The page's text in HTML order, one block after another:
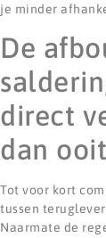
je minder
De
direct
dan ooit
Tot voor kort
tussen
Naarmate de